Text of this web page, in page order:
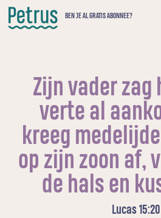
Doorgaan
naar
hoofdinhoud
BEN JE AL GRATIS ABONNEE?
Zijn vader zag
verte al
kreeg
op zijn zoon af,
de hals en
Lucas 15:20